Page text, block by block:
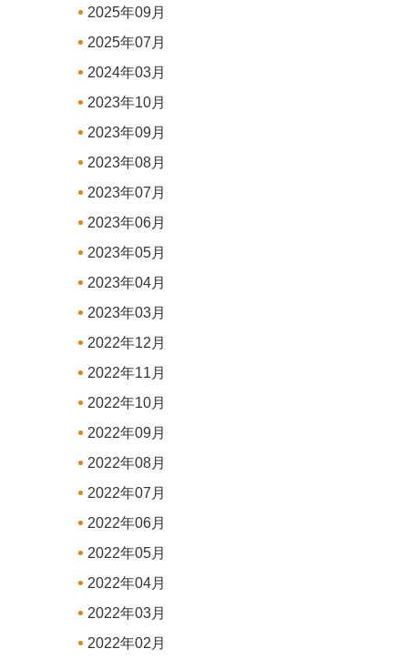
2025年09月
2025年07月
2024年03月
2023年10月
2023年09月
2023年08月
2023年07月
2023年06月
2023年05月
2023年04月
2023年03月
2022年12月
2022年11月
2022年10月
2022年09月
2022年08月
2022年07月
2022年06月
2022年05月
2022年04月
2022年03月
2022年02月